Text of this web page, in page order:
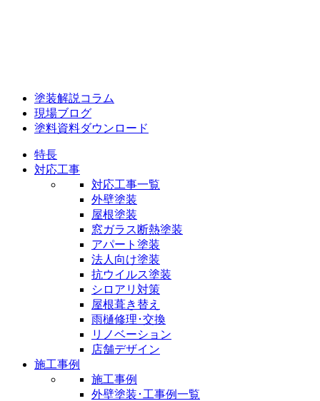
塗装解説コラム
現場ブログ
塗料資料ダウンロード
特長
対応工事
対応工事一覧
外壁塗装
屋根塗装
窓ガラス断熱塗装
アパート塗装
法人向け塗装
抗ウイルス塗装
シロアリ対策
屋根葺き替え
雨樋修理･交換
リノベーション
店舗デザイン
施工事例
施工事例
外壁塗装･工事例一覧